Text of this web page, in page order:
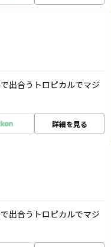
出合うトロピカルでマジ
詳細を見る
出合うトロピカルでマジ